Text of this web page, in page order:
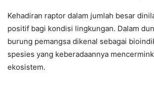
Kehadiran raptor dalam jumlah besar
positif bagi kondisi lingkungan. Dalam
burung pemangsa dikenal sebagai
spesies yang keberadaannya
ekosistem.